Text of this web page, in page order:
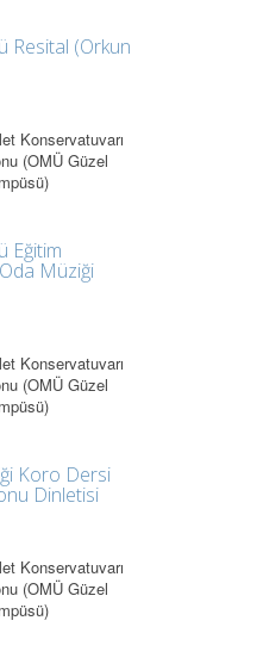
Resital (Orkun
Konservatuvarı
(OMÜ Güzel
Eğitim
Müziği
Konservatuvarı
(OMÜ Güzel
Koro Dersi
Dinletisi
Konservatuvarı
(OMÜ Güzel